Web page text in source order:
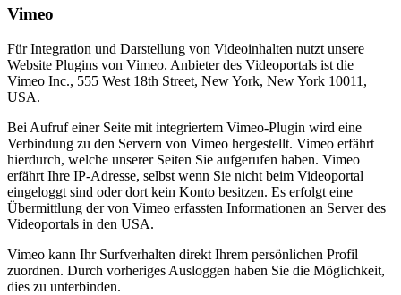
Vimeo
Für Integration und Darstellung von Videoinhalten nutzt unsere
Website Plugins von Vimeo. Anbieter des Videoportals ist die
Vimeo Inc., 555 West 18th Street, New York, New York 10011,
USA.
Bei Aufruf einer Seite mit integriertem Vimeo-Plugin wird eine
Verbindung zu den Servern von Vimeo hergestellt. Vimeo erfährt
hierdurch, welche unserer Seiten Sie aufgerufen haben. Vimeo
erfährt Ihre IP-Adresse, selbst wenn Sie nicht beim Videoportal
eingeloggt sind oder dort kein Konto besitzen. Es erfolgt eine
Übermittlung der von Vimeo erfassten Informationen an Server des
Videoportals in den USA.
Vimeo kann Ihr Surfverhalten direkt Ihrem persönlichen Profil
zuordnen. Durch vorheriges Ausloggen haben Sie die Möglichkeit,
dies zu unterbinden.